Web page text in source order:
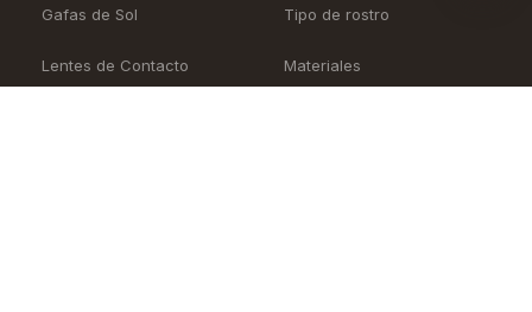
Gafas de Sol
Lentes de Contacto
Tipo de rostro
Materiales